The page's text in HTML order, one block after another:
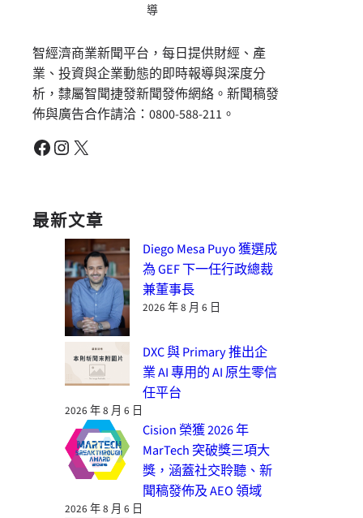
導
智經濟商業新聞平台，每日提供財經、產
業、投資與企業動態的即時報導與深度分
析，隸屬智聞捷發新聞發佈網絡。新聞稿發
佈與廣告合作請洽：0800-588-211。
Facebook Instagram X
最新文章
Diego Mesa Puyo 獲選成
為 GEF 下一任行政總裁
兼董事長
2026 年 8 月 6 日
DXC 與 Primary 推出企
業 AI 專用的 AI 原生零信
任平台
2026 年 8 月 6 日
Cision 榮獲 2026 年
MarTech 突破獎三項大
獎，涵蓋社交聆聽、新
聞稿發佈及 AEO 領域
2026 年 8 月 6 日